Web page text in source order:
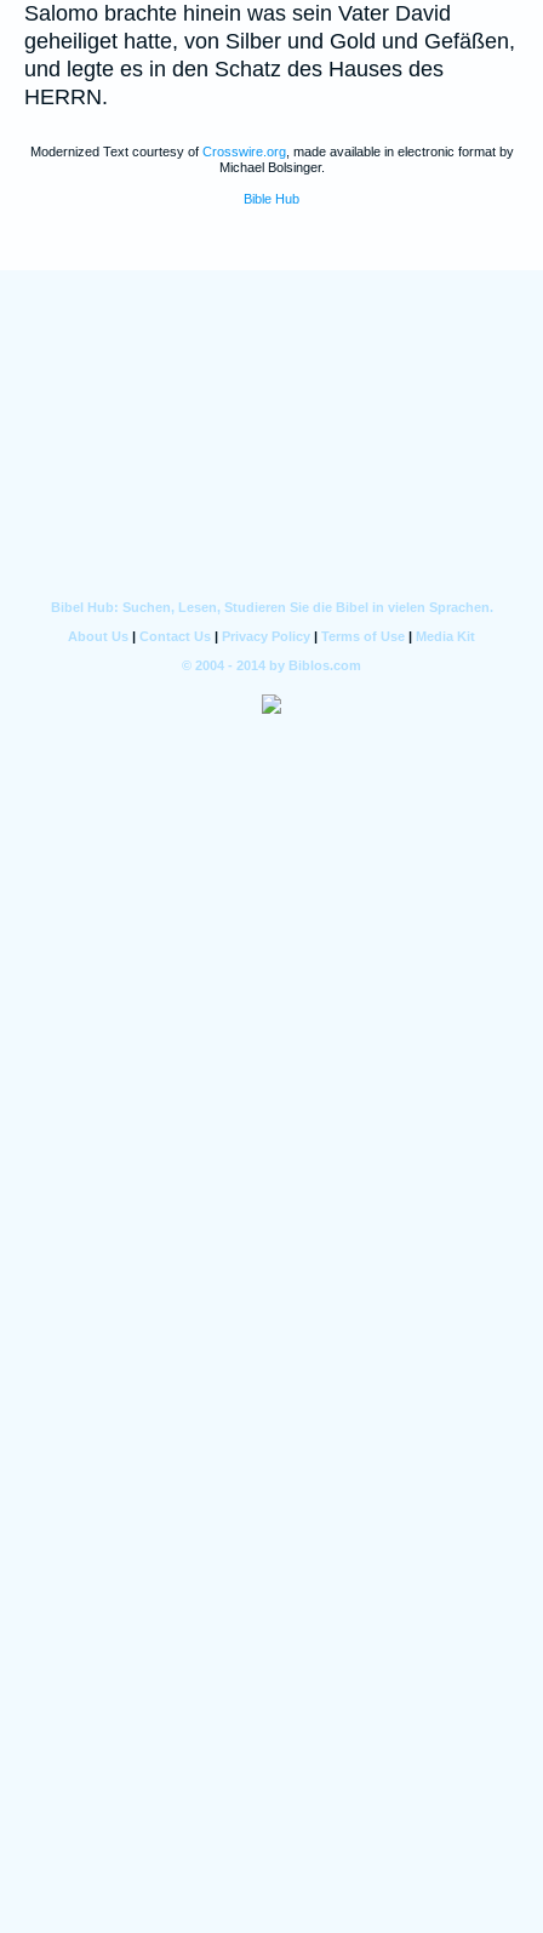
Salomo brachte hinein was sein Vater David
geheiliget hatte, von Silber und Gold und Gefäßen,
und legte es in den Schatz des Hauses des
HERRN.
Modernized Text courtesy of Crosswire.org, made available in electronic format by
Michael Bolsinger.
Bible Hub